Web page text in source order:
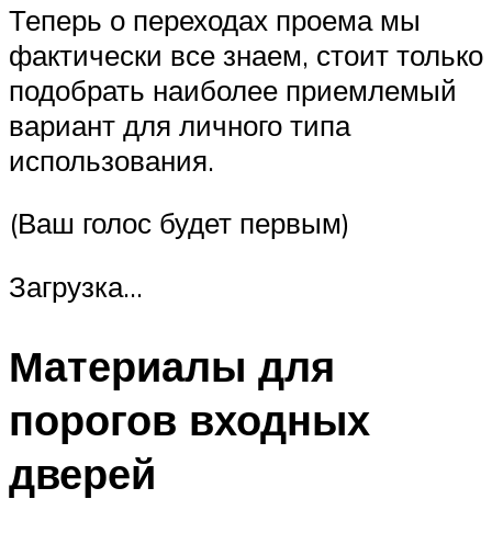
Теперь о переходах проема мы
фактически все знаем, стоит только
подобрать наиболее приемлемый
вариант для личного типа
использования.
(Ваш голос будет первым)
Загрузка…
Материалы для
порогов входных
дверей